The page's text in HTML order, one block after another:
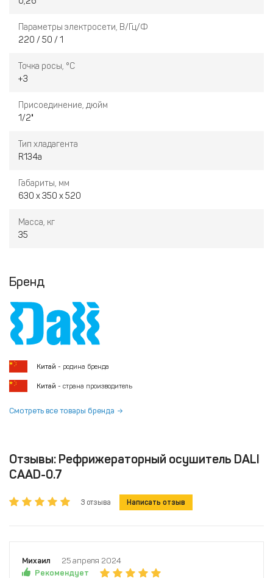
Параметры электросети, В/Гц/Ф
220 / 50 / 1
Точка росы, °C
+3
Присоединение, дюйм
1/2"
Тип хладагента
R134a
Габариты, мм
630 х 350 х 520
Масса, кг
35
Бренд
Китай - родина бренда
Китай - страна производитель
Смотреть все товары бренда
Отзывы: Рефрижераторный осушитель DALI
CAAD-0.7
3 отзыва Написать отзыв
Михаил
25 апреля 2024
Рекомендует